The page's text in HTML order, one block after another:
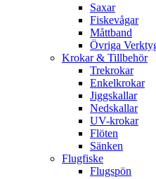
Saxar
Fiskevågar
Måttband
Övriga
Krokar & Tillbehör
Trekrokar
Enkelkrokar
Jiggskallar
Nedskallar
UV-krokar
Flöten
Sänken
Flugfiske
Flugspön